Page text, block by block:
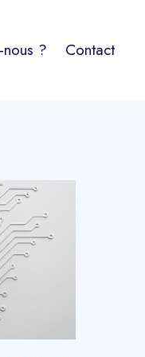
? Contact